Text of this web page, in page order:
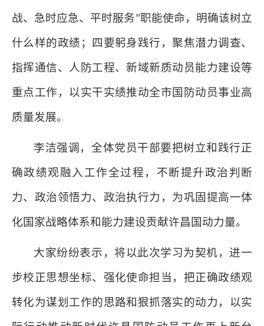
战、急时应急、平时服务”职能使命，明确该树立
什么样的政绩；四要躬身践行，聚焦潜力调查、
指挥通信、人防工程、新域新质动员能力建设等
重点工作，以实干实绩推动全市国防动员事业高
质量发展。
李洁强调，全体党员干部要把树立和践行正
确政绩观融入工作全过程，不断提升政治判断
力、政治领悟力、政治执行力，为巩固提高一体
化国家战略体系和能力建设贡献许昌国动力量。
大家纷纷表示，将以此次学习为契机，进一
步校正思想坐标、强化使命担当，把正确政绩观
转化为谋划工作的思路和狠抓落实的动力，以实